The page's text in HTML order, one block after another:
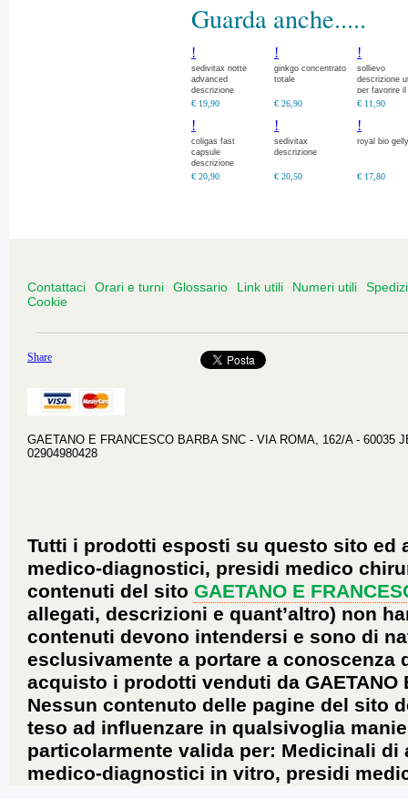
Guarda anche.....
!
sedivitax notte
advanced
descrizione
€ 19,90
!
ginkgo concentrato
totale
€ 26,90
!
sollievo
descrizione
per favorire il
fisiologico
€ 11,90
!
coligas fast
capsule
descrizione
€ 20,90
!
sedivitax
descrizione
€ 20,50
!
royal bio gelly
€ 17,80
Contattaci Orari e turni Glossario Link utili Numeri utili
Cookie
Share
GAETANO E FRANCESCO BARBA SNC - VIA ROMA, 162/A - 60035
02904980428
Tutti i prodotti esposti su questo sito
medico-diagnostici, presidi medico
contenuti del sito GAETANO E
allegati, descrizioni e quant’altro) non
contenuti devono intendersi e sono di
esclusivamente a portare a
acquisto i prodotti venduti da GAETANO
Nessun contenuto delle pagine del sito
teso ad influenzare in qualsivoglia
particolarmente valida per: Medicinali
medico-diagnostici in vitro, presidi